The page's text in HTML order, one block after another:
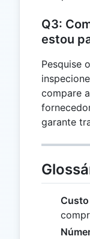
Q3:
estou
Pesquise
compare
garante